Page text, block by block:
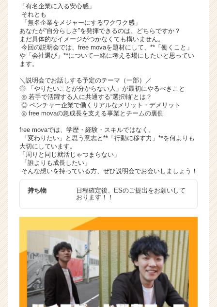
C
r
e
e
r）
「有名企業に入る安心感」
それとも
「無名企業をメジャーにするワクワク感」
あなたが“自分らしさ”を発揮できるのは、どちらですか？
まだ具体的なイメージがつかなくても構いません。
今回の説明会では、free movaを題材にして、**「働くこと」
や「会社選び」**について一緒に考える場にしたいと思ってい
ます。
＼説明会でお話しする予定のテーマ（一部）／
◎ 「やりたいことが分からない人」が最初にやるべきこと
◎ 若手で活躍する人に共通する“選択軸”とは？
◎ ベンチャー企業で働くリアルなメリット・デメリット
◎ free movaの急成長を支える事業とチームの裏側
free movaでは、学歴・経験・スキルではなく、
「変わりたい」と思う意志と**「行動に移す力」**を何よりも
大切にしています。
「周りと同じ就活じゃつまらない」
「誰よりも成長したい」
そんな想いを持っている方、ぜひ説明会でお会いしましょう！
持ち物
日程確定後、ESのご提出をお願いして
おります！！